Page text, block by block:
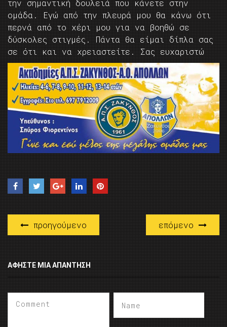
την σημαντική δουλειά που κάνετε στην
ομάδα. Εγώ από την πλευρά μου θα κάνω ότι
περνά από το χέρι μου για να βοηθώ σε
δύσκολες στιγμές. Πάντα θα είμαι δίπλα σας
σε ότι και να χρειαστείτε. Σας ευχαριστώ
προηγούμενο επόμενο
ΑΦΉΣΤΕ ΜΙΑ ΑΠΆΝΤΗΣΗ